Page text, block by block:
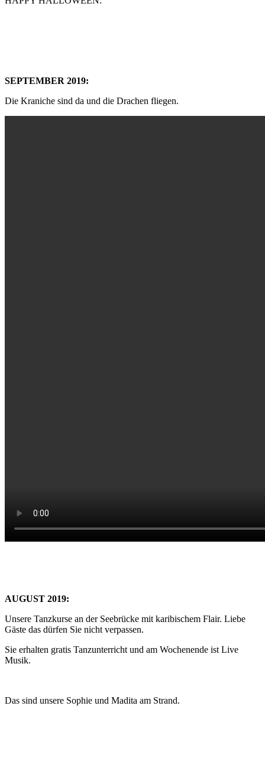
SEPTEMBER 2019:
Die Kraniche sind da und die Drachen fliegen.
AUGUST 2019:
Unsere Tanzkurse an der Seebrücke mit karibischem Flair. Liebe
Gäste das dürfen Sie nicht verpassen.
Sie erhalten gratis Tanzunterricht und am Wochenende ist Live
Musik.
Das sind unsere Sophie und Madita am Strand.